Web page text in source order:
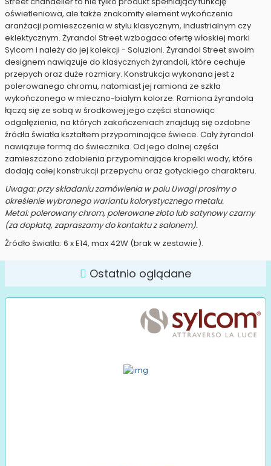
oświetleniowa, ale także znakomity element wykończenia
aranżacji pomieszczenia w stylu klasycznym, industrialnym czy
eklektycznym. Żyrandol Street wzbogaca ofertę włoskiej marki
Sylcom i należy do jej kolekcji - Soluzioni. Żyrandol Street swoim
designem nawiązuje do klasycznych żyrandoli, które cechuje
przepych oraz duże rozmiary. Konstrukcja wykonana jest z
polerowanego chromu, natomiast jej ramiona ze szkła
wykończonego w mleczno-białym kolorze. Ramiona żyrandola
łączą się ze sobą w środkowej jego części stanowiąc
odgałęzienia, na których zakończeniach znajdują się ozdobne
źródła światła kształtem przypominające świece. Cały żyrandol
nawiązuje formą do świecznika. Od jego dolnej części
zamieszczono zdobienia przypominające kropelki wody, które
dodają całej konstrukcji przepychu oraz gotyckiego charakteru.
Uwaga: przy składaniu zamówienia w polu Uwagi prosimy o
określenie wybranego wariantu kolorystycznego metalu.
Metal: polerowany chrom, polerowane złoto lub satynowy czarny
(za dopłatą, zapraszamy do kontaktu z salonem).
Źródło światła: 6 x E14, max 42W (brak w zestawie).
Ostatnio oglądane